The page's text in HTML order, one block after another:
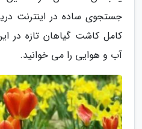
جستجوی ساده در اینترنت
کامل کاشت گیاهان تازه در
آب و هوایی را می خوانید.